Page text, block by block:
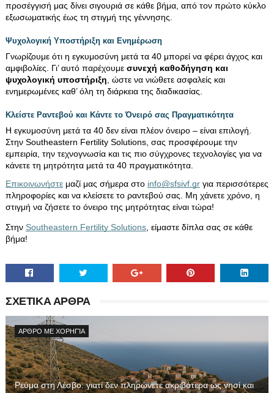
προσέγγισή μας δίνει σιγουριά σε κάθε βήμα, από τον πρώτο κύκλο
εξωσωματικής έως τη στιγμή της γέννησης.
Ψυχολογική Υποστήριξη και Ενημέρωση
Γνωρίζουμε ότι η εγκυμοσύνη μετά τα 40 μπορεί να φέρει άγχος και
αμφιβολίες. Γι’ αυτό παρέχουμε συνεχή καθοδήγηση και
ψυχολογική υποστήριξη, ώστε να νιώθετε ασφαλείς και
ενημερωμένες καθ’ όλη τη διάρκεια της διαδικασίας.
Κλείστε Ραντεβού και Κάντε το Όνειρό σας Πραγματικότητα
Η εγκυμοσύνη μετά τα 40 δεν είναι πλέον όνειρο – είναι επιλογή.
Στην Southeastern Fertility Solutions, σας προσφέρουμε την
εμπειρία, την τεχνογνωσία και τις πιο σύγχρονες τεχνολογίες για να
κάνετε τη μητρότητα μετά τα 40 πραγματικότητα.
Επικοινωνήστε μαζί μας σήμερα στο info@sfsivf.gr για περισσότερες
πληροφορίες και να κλείσετε το ραντεβού σας. Μη χάνετε χρόνο, η
στιγμή να ζήσετε το όνειρο της μητρότητας είναι τώρα!
Στην Southeastern Fertility Solutions, είμαστε δίπλα σας σε κάθε
βήμα!
ΣΧΕΤΙΚΑ ΑΡΘΡΑ
ΑΡΘΡΟ ΜΕ ΧΟΡΗΓΊΑ
Ρεύμα στη Λέσβο: γιατί δεν πληρώνετε ακριβότερα ως νησί και